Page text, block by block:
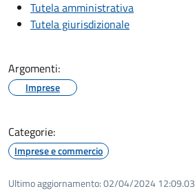
Tutela amministrativa
Tutela giurisdizionale
Argomenti:
Imprese
Categorie:
Imprese e commercio
Ultimo aggiornamento:02/04/2024 12:09.03